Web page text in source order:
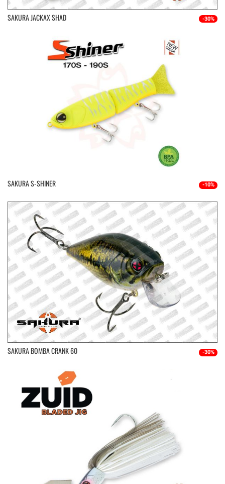
SAKURA JACKAX SHAD -30%
SAKURA S-SHINER -10%
SAKURA BOMBA CRANK 60 -30%